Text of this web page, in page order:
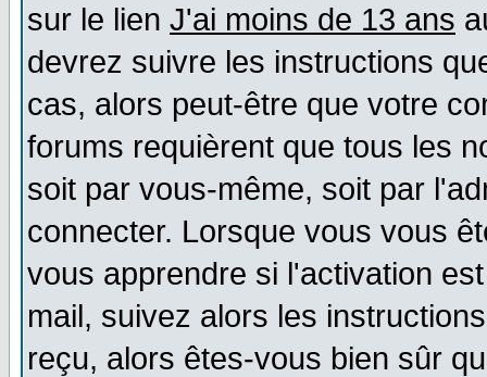
sur le lien J'ai moins de 13 ans
devrez suivre les instructions
cas, alors peut-être que votre
forums requièrent que tous les
soit par vous-même, soit par
connecter. Lorsque vous vous
vous apprendre si l'activation
mail, suivez alors les
reçu, alors êtes-vous bien sûr